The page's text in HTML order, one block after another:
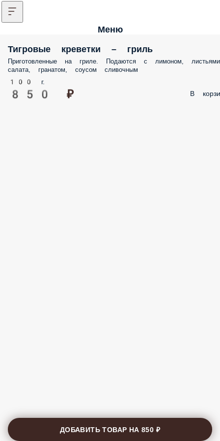
Меню
Тигровые креветки – гриль
Приготовленные на гриле. Подаются с лимоном, листьями
салата, гранатом, соусом сливочным
100 г.
850 ₽ В
ДОБАВИТЬ ТОВАР НА850 ₽